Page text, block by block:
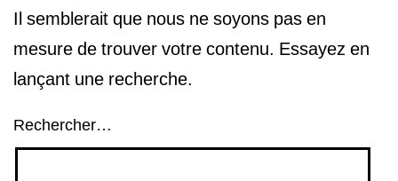
Il semblerait que nous ne soyons pas en
mesure de trouver votre contenu. Essayez en
lançant une recherche.
Rechercher…